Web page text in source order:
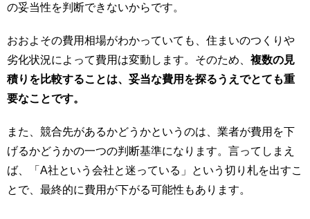
の妥当性を判断できないからです。
おおよその費用相場がわかっていても、住まいのつくりや
劣化状況によって費用は変動します。そのため、 複数の見
積りを比較することは、妥当な費用を探るうえでとても重
要なことです。
また、競合先があるかどうかというのは、業者が費用を下
げるかどうかの一つの判断基準になります。言ってしまえ
ば、「A社という会社と迷っている」という切り札を出すこ
とで、最終的に費用が下がる可能性もあります。